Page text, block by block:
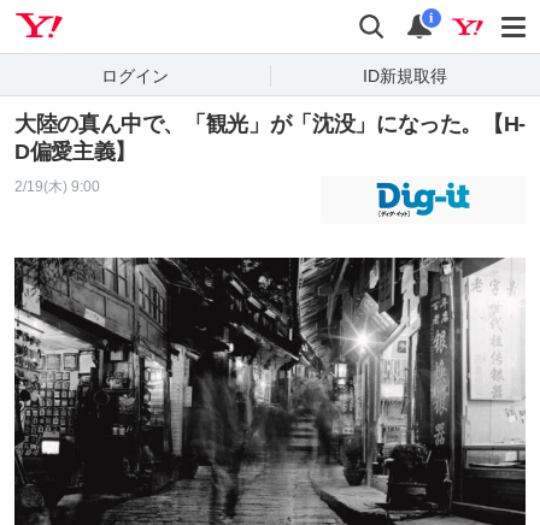
検索 通知
i
ログイン ID新規取得
大陸の真ん中で、「観光」が「沈没」になった。【H-
D偏愛主義】
2/19(木) 9:00